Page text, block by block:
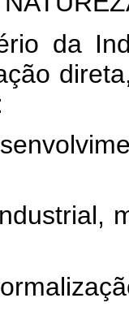
da